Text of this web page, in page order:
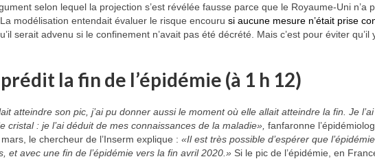
selon lequel la projection s’est révélée fausse parce que le Royaume-Uni n’a
modélisation entendait évaluer le risque encouru si aucune mesure n’était prise
serait advenu si le confinement n’avait pas été décrété. Mais c’est pour éviter qu’il
la fin de l’épidémie (à 1 h 12)
atteindre son pic, j’ai pu donner aussi le moment où elle allait atteindre la fin. Je l’ai
cristal : je l’ai déduit de mes connaissances de la maladie», fanfaronne
le chercheur de l’Inserm explique : «Il est très possible d’espérer que l’épidémie
et avec une fin de l’épidémie vers la fin avril 2020.» Si le pic de l’épidémie, en